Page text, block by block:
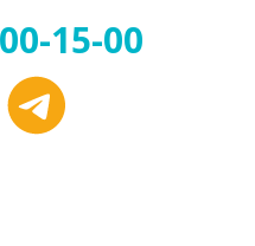
15-00